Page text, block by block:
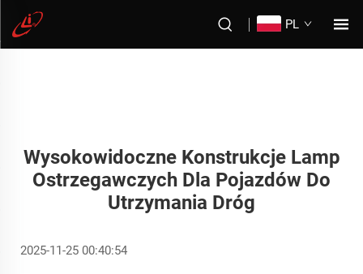
PL
Wysokowidoczne Konstrukcje Lamp
Ostrzegawczych Dla Pojazdów Do
Utrzymania Dróg
2025-11-25 00:40:54